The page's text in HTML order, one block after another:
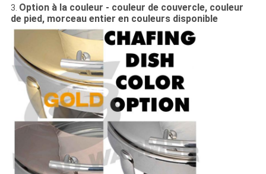
3. Option à la couleur - couleur de couvercle, couleur
de pied, morceau entier en couleurs disponible